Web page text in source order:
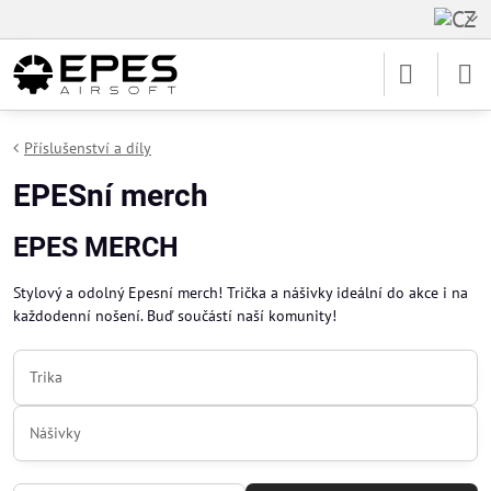
Příslušenství a díly
EPESní merch
EPES MERCH
Stylový a odolný Epesní merch! Trička a nášivky ideální do akce i na
každodenní nošení. Buď součástí naší komunity!
Trika
Nášivky